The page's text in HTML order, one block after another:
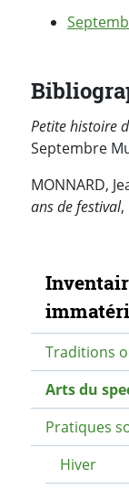
Petite histoire
Septembre
MONNARD,
ans de festival,
Traditions
Arts du
Pratiques
Hiver